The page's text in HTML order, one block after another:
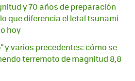
y 70 años de preparación
que diferencia el letal tsunami
hoy
y varios precedentes: cómo se
terremoto de magnitud 8,8